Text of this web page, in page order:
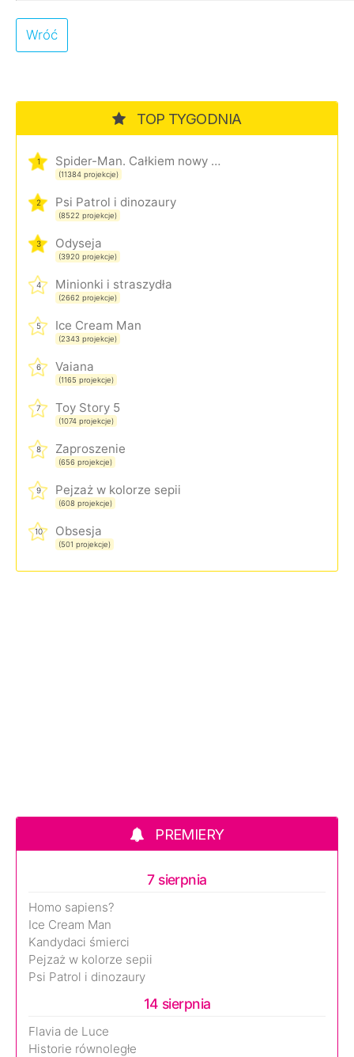
Wróć
TOP TYGODNIA
1 Spider-Man. Całkiem nowy dzień
(11384 projekcje)
2 Psi Patrol i dinozaury
(8522 projekcje)
3 Odyseja
(3920 projekcje)
4 Minionki i straszydła
(2662 projekcje)
5 Ice Cream Man
(2343 projekcje)
6 Vaiana
(1165 projekcje)
7 Toy Story 5
(1074 projekcje)
8 Zaproszenie
(656 projekcje)
9 Pejzaż w kolorze sepii
(608 projekcje)
10 Obsesja
(501 projekcje)
PREMIERY
7 sierpnia
Homo sapiens?
Ice Cream Man
Kandydaci śmierci
Pejzaż w kolorze sepii
Psi Patrol i dinozaury
14 sierpnia
Flavia de Luce
Historie równoległe